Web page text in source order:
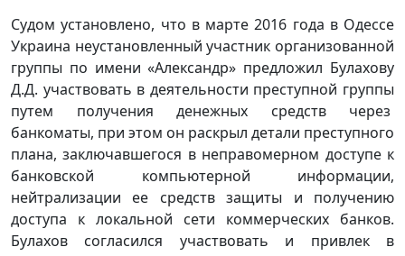
Судом установлено, что в марте 2016 года в Одессе
Украина неустановленный участник организованной
группы по имени «Александр» предложил Булахову
Д.Д. участвовать в деятельности преступной группы
путем получения денежных средств через
банкоматы, при этом он раскрыл детали преступного
плана, заключавшегося в неправомерном доступе к
банковской компьютерной информации,
нейтрализации ее средств защиты и получению
доступа к локальной сети коммерческих банков.
Булахов согласился участвовать и привлек в